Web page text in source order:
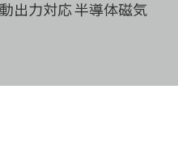
出力対応 半導体磁気